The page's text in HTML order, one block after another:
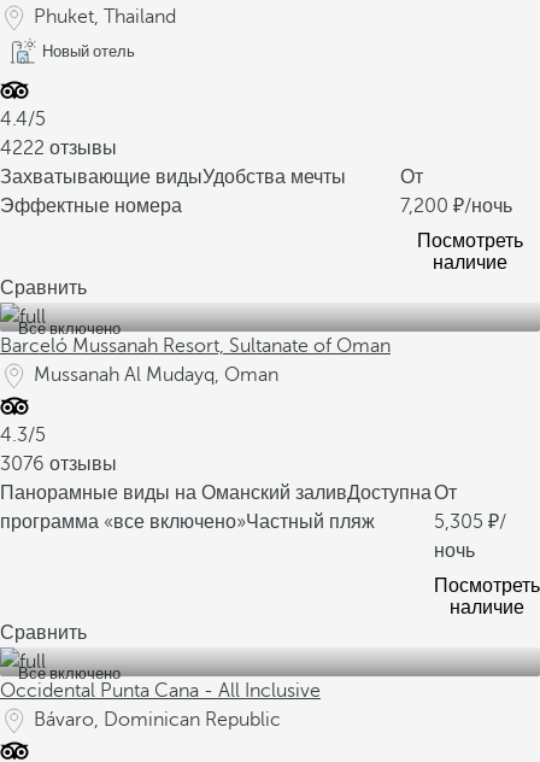
Phuket, Thailand
Новый отель
4.4/5
4222 отзывы
Захватывающие видыУдобства мечты
Эффектные номера
От
7,200
/ночь
Посмотреть
наличие
Сравнить
Все включено
Barceló Mussanah Resort, Sultanate of Oman
Mussanah Al Mudayq, Oman
4.3/5
3076 отзывы
Панорамные виды на Оманский заливДоступна
программа «все включено»Частный пляж
От
5,305
/
ночь
Посмотреть
наличие
Сравнить
Все включено
Occidental Punta Cana - All Inclusive
Bávaro, Dominican Republic